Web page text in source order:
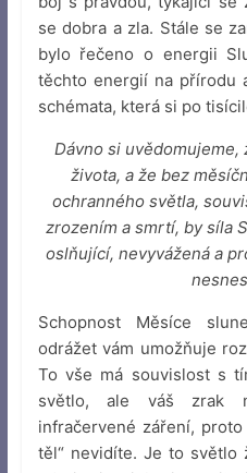
se dobra a zla. Stále se
bylo řečeno o energii
těchto energií na přírodu
schémata, která si po
Dávno si
života, a že bez
ochranného světla,
zrozením a smrtí, by síla
oslňující, nevyvážená a
Schopnost Měsíce
odrážet vám umožňuje
To vše má souvislost s
světlo, ale váš zrak
infračervené záření,
těl“ nevidíte. Je to světlo